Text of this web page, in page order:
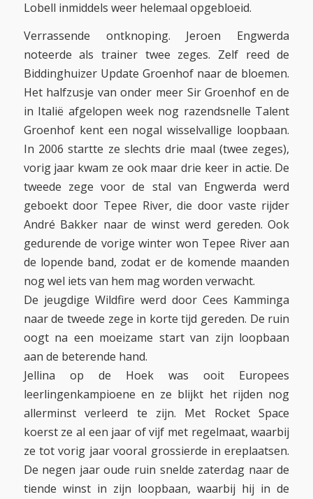
Lobell inmiddels weer helemaal opgebloeid.
Verrassende ontknoping. Jeroen Engwerda
noteerde als trainer twee zeges. Zelf reed de
Biddinghuizer Update Groenhof naar de bloemen.
Het halfzusje van onder meer Sir Groenhof en de
in Italië afgelopen week nog razendsnelle Talent
Groenhof kent een nogal wisselvallige loopbaan.
In 2006 startte ze slechts drie maal (twee zeges),
vorig jaar kwam ze ook maar drie keer in actie. De
tweede zege voor de stal van Engwerda werd
geboekt door Tepee River, die door vaste rijder
André Bakker naar de winst werd gereden. Ook
gedurende de vorige winter won Tepee River aan
de lopende band, zodat er de komende maanden
nog wel iets van hem mag worden verwacht.
De jeugdige Wildfire werd door Cees Kamminga
naar de tweede zege in korte tijd gereden. De ruin
oogt na een moeizame start van zijn loopbaan
aan de beterende hand.
Jellina op de Hoek was ooit Europees
leerlingenkampioene en ze blijkt het rijden nog
allerminst verleerd te zijn. Met Rocket Space
koerst ze al een jaar of vijf met regelmaat, waarbij
ze tot vorig jaar vooral grossierde in ereplaatsen.
De negen jaar oude ruin snelde zaterdag naar de
tiende winst in zijn loopbaan, waarbij hij in de